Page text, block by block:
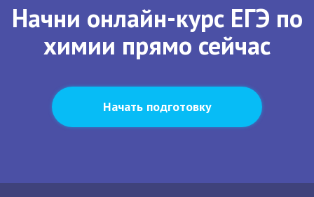
Начни онлайн-курс ЕГЭ по
химии прямо сейчас
Начать подготовку